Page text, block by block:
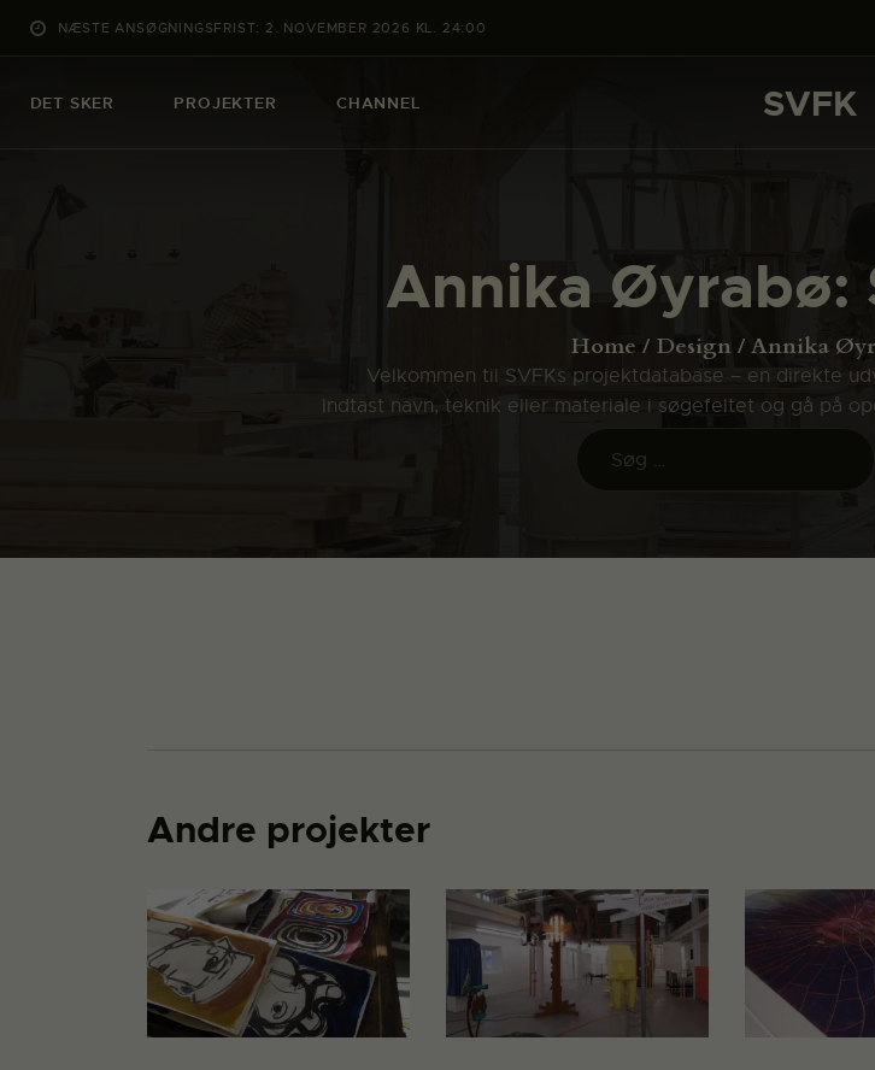
NÆSTE ANSØGNINGSFRIST: 2. NOVEMBER 2026 KL. 24:00
DET SKER PROJEKTER CHANNEL SVFK
Annika Øyrabø:
Home Design Annika
Velkommen til SVFKs projektdatabase – en direkte
Indtast navn, teknik eller materiale i søgefeltet og gå på
SVFK
PROJEKTER
CHANNEL
OM SVFK
ENGLISH
Andre projekter